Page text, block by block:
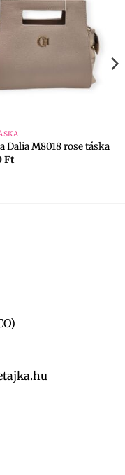
Dalia M8018 rose táska
Ft